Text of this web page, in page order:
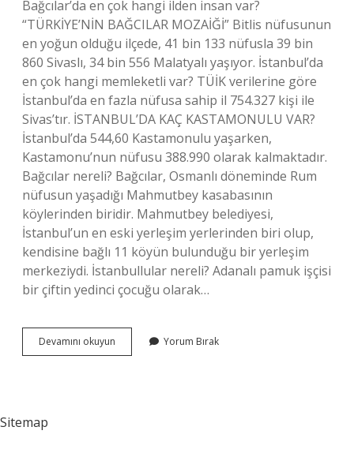
Bağcılar’da en çok hangi ilden insan var?
“TÜRKİYE’NİN BAĞCILAR MOZAİĞİ” Bitlis nüfusunun
en yoğun olduğu ilçede, 41 bin 133 nüfusla 39 bin
860 Sivaslı, 34 bin 556 Malatyalı yaşıyor. İstanbul’da
en çok hangi memleketli var? TÜİK verilerine göre
İstanbul’da en fazla nüfusa sahip il 754.327 kişi ile
Sivas’tır. İSTANBUL’DA KAÇ KASTAMONULU VAR?
İstanbul’da 544,60 Kastamonulu yaşarken,
Kastamonu’nun nüfusu 388.990 olarak kalmaktadır.
Bağcılar nereli? Bağcılar, Osmanlı döneminde Rum
nüfusun yaşadığı Mahmutbey kasabasının
köylerinden biridir. Mahmutbey belediyesi,
İstanbul’un en eski yerleşim yerlerinden biri olup,
kendisine bağlı 11 köyün bulunduğu bir yerleşim
merkeziydi. İstanbullular nereli? Adanalı pamuk işçisi
bir çiftin yedinci çocuğu olarak…
Devamını okuyun Bağcılarda
En
Yorum Bırak
Sitemap